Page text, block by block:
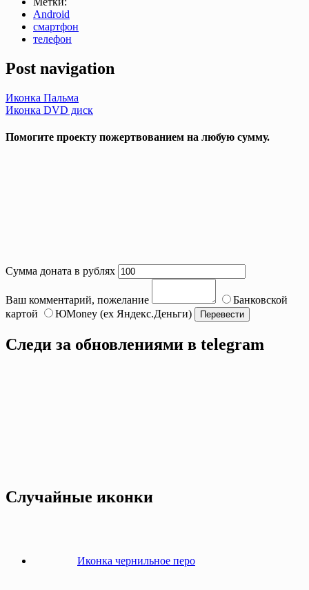
Android
смартфон
телефон
Post navigation
Иконка Пальма
Иконка DVD диск
Помогите проекту пожертвованием на любую сумму.
Сумма доната в рублях
Ваш комментарий, пожелание
Банковской
картой
ЮMoney (ex Яндекс.Деньги)
Следи за обновлениями в telegram
Случайные иконки
Иконка чернильное перо